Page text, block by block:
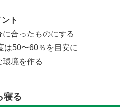
ト
に合ったものにする
は50〜60％を目安に
環境を作る
寝る